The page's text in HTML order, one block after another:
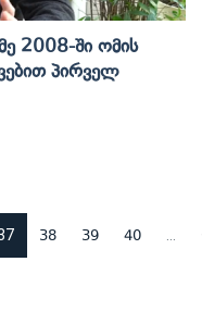
2008-Ში Ომის
Პირველ
38 39 40